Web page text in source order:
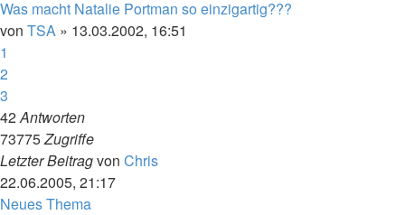
Was macht Natalie Portman so einzigartig???
von TSA » 13.03.2002, 16:51
1
2
3
42Antworten
73775Zugriffe
Letzter Beitragvon Chris
22.06.2005, 21:17
Neues Thema